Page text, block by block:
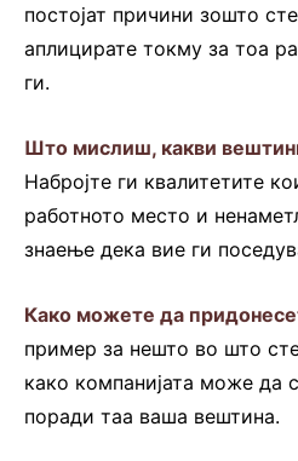
постојат причини зошто
аплицирате токму за тоа
ги.
Што мислиш, какви
Набројте ги квалитетите
работното место и
знаење дека вие ги
Како можете да
пример за нешто во што
како компанијата може да
поради таа ваша вештина.